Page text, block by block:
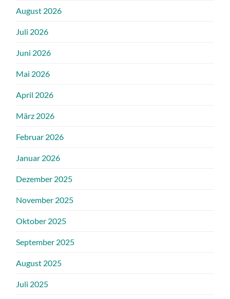
August 2026
Juli 2026
Juni 2026
Mai 2026
April 2026
März 2026
Februar 2026
Januar 2026
Dezember 2025
November 2025
Oktober 2025
September 2025
August 2025
Juli 2025